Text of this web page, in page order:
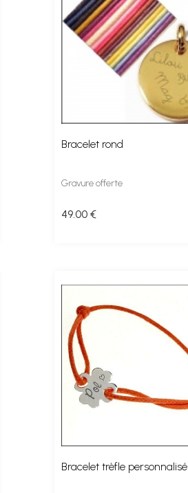
Bracelet rond
Gravure offerte
49.00 €
Bracelet trèfle personnalisé